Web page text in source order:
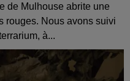
de Mulhouse abrite une
rouges. Nous avons suivi
à...